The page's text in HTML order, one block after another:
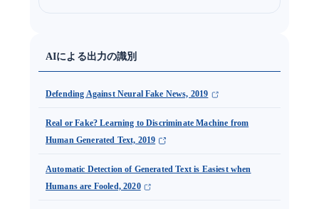
AIによる出力の識別
Defending Against Neural Fake News, 2019
Real or Fake? Learning to Discriminate Machine from
Human Generated Text, 2019
Automatic Detection of Generated Text is Easiest when
Humans are Fooled, 2020